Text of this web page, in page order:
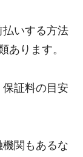
いする方法
あります。
証料の目安
関もあるな